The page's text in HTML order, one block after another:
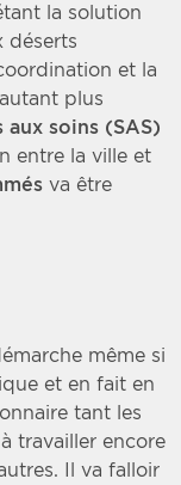
la solution
déserts
et la
plus
aux soins (SAS)
entre la ville et
va être
même si
et en fait en
tant les
travailler encore
Il va falloir